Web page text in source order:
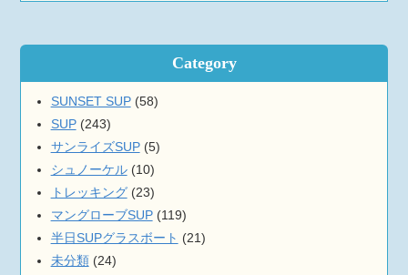
Category
SUNSET SUP(58)
SUP(243)
サンライズSUP(5)
シュノーケル(10)
トレッキング(23)
マングローブSUP(119)
半日SUPグラスボート (21)
未分類(24)